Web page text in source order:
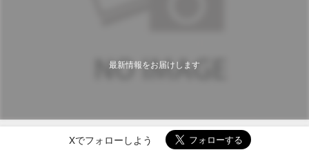
最新情報をお届けします
Xでフォローしよう